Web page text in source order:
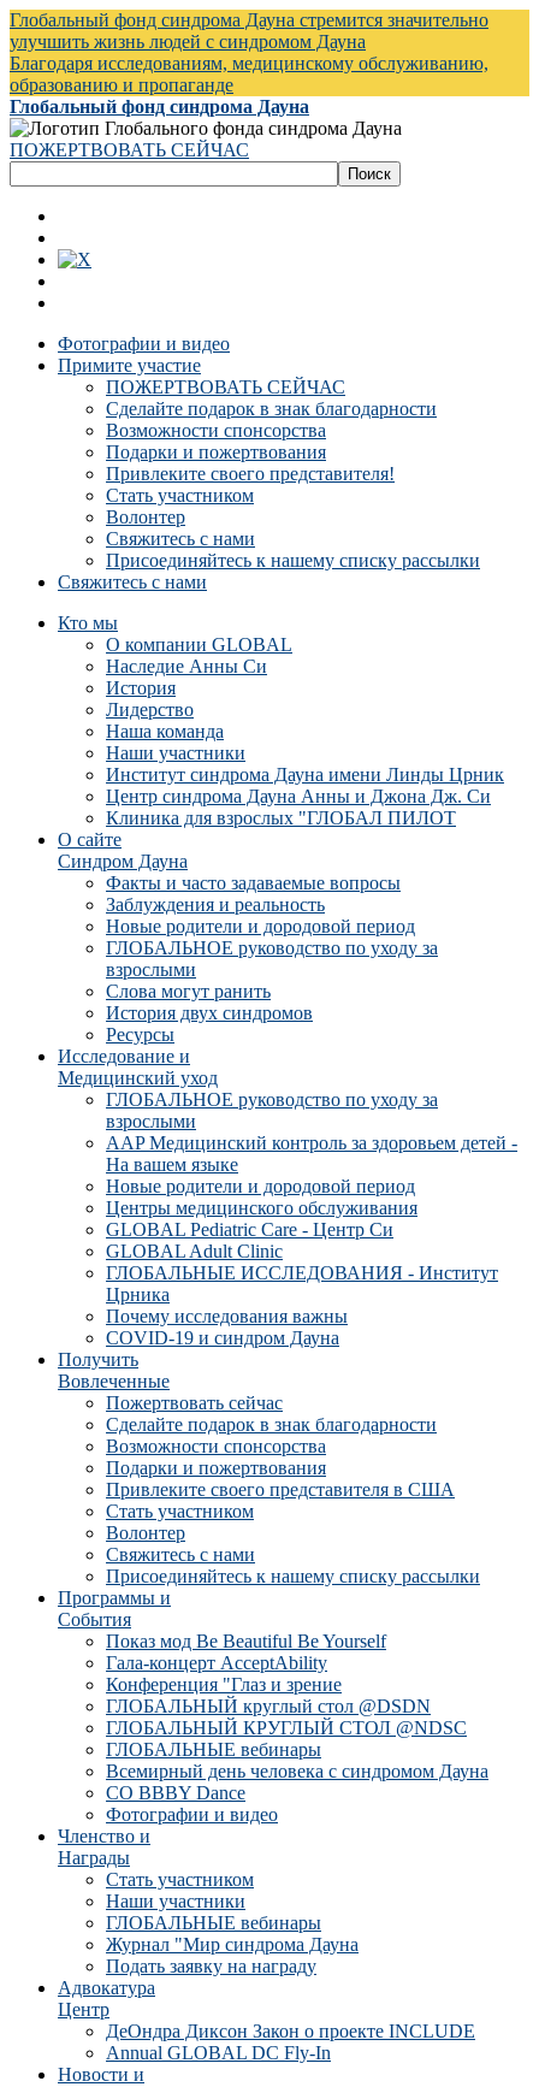
Глобальный фонд синдрома Дауна стремится значительно
улучшить жизнь людей с синдромом Дауна
Благодаря исследованиям, медицинскому обслуживанию,
образованию и пропаганде
Глобальный фонд синдрома Дауна
ПОЖЕРТВОВАТЬ СЕЙЧАС
Фотографии и видео
Примите участие
ПОЖЕРТВОВАТЬ СЕЙЧАС
Сделайте подарок в знак благодарности
Возможности спонсорства
Подарки и пожертвования
Привлеките своего представителя!
Стать участником
Волонтер
Свяжитесь с нами
Присоединяйтесь к нашему списку рассылки
Свяжитесь с нами
Кто мы
О компании GLOBAL
Наследие Анны Си
История
Лидерство
Наша команда
Наши участники
Институт синдрома Дауна имени Линды Црник
Центр синдрома Дауна Анны и Джона Дж. Си
Клиника для взрослых "ГЛОБАЛ ПИЛОТ
О сайте
Синдром Дауна
Факты и часто задаваемые вопросы
Заблуждения и реальность
Новые родители и дородовой период
ГЛОБАЛЬНОЕ руководство по уходу за
взрослыми
Слова могут ранить
История двух синдромов
Ресурсы
Исследование и
Медицинский уход
ГЛОБАЛЬНОЕ руководство по уходу за
взрослыми
AAP Медицинский контроль за здоровьем детей -
На вашем языке
Новые родители и дородовой период
Центры медицинского обслуживания
GLOBAL Pediatric Care - Центр Си
GLOBAL Adult Clinic
ГЛОБАЛЬНЫЕ ИССЛЕДОВАНИЯ - Институт
Црника
Почему исследования важны
COVID-19 и синдром Дауна
Получить
Вовлеченные
Пожертвовать сейчас
Сделайте подарок в знак благодарности
Возможности спонсорства
Подарки и пожертвования
Привлеките своего представителя в США
Стать участником
Волонтер
Свяжитесь с нами
Присоединяйтесь к нашему списку рассылки
Программы и
События
Показ мод Be Beautiful Be Yourself
Гала-концерт AcceptAbility
Конференция "Глаз и зрение
ГЛОБАЛЬНЫЙ круглый стол @DSDN
ГЛОБАЛЬНЫЙ КРУГЛЫЙ СТОЛ @NDSC
ГЛОБАЛЬНЫЕ вебинары
Всемирный день человека с синдромом Дауна
CO BBBY Dance
Фотографии и видео
Членство и
Награды
Стать участником
Наши участники
ГЛОБАЛЬНЫЕ вебинары
Журнал "Мир синдрома Дауна
Подать заявку на награду
Адвокатура
Центр
ДеОндра Диксон Закон о проекте INCLUDE
Annual GLOBAL DC Fly-In
Новости и